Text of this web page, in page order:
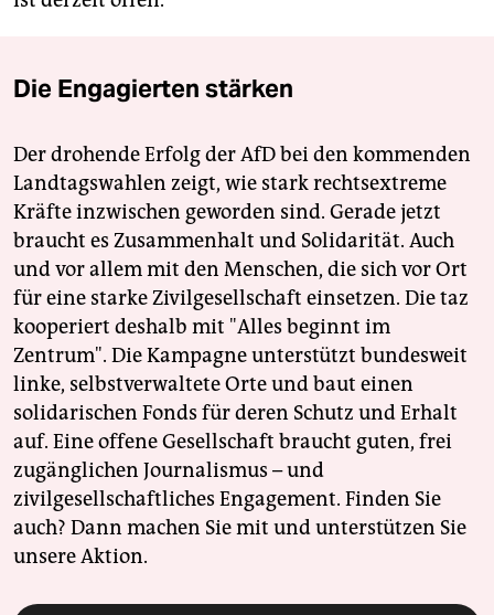
Die Engagierten stärken
Der drohende Erfolg der AfD bei den kommenden
Landtagswahlen zeigt, wie stark rechtsextreme
Kräfte inzwischen geworden sind. Gerade jetzt
braucht es Zusammenhalt und Solidarität. Auch
und vor allem mit den Menschen, die sich vor Ort
für eine starke Zivilgesellschaft einsetzen. Die taz
kooperiert deshalb mit "Alles beginnt im
Zentrum". Die Kampagne unterstützt bundesweit
linke, selbstverwaltete Orte und baut einen
solidarischen Fonds für deren Schutz und Erhalt
auf. Eine offene Gesellschaft braucht guten, frei
zugänglichen Journalismus – und
zivilgesellschaftliches Engagement. Finden Sie
auch? Dann machen Sie mit und unterstützen Sie
unsere Aktion.